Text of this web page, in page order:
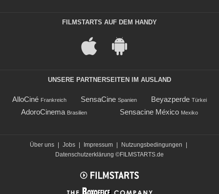
FILMSTARTS AUF DEM HANDY
UNSERE PARTNERSEITEN IM AUSLAND
AlloCiné Frankreich SensaCine Spanien Beyazperde Türkei
AdoroCinema Brasilien Sensacine México Mexiko
Über uns Jobs Impressum Nutzungsbedingungen
Datenschutzerklärung ©FILMSTARTS.de